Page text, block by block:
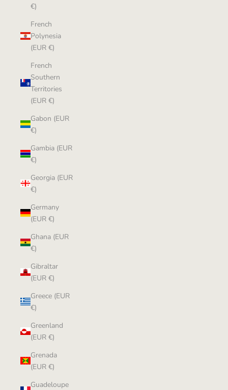
€)
French
Polynesia
(EUR €)
French
Southern
Territories
(EUR €)
Gabon (EUR
€)
Gambia (EUR
€)
Georgia (EUR
€)
Germany
(EUR €)
Ghana (EUR
€)
Gibraltar
(EUR €)
Greece (EUR
€)
Greenland
(EUR €)
Grenada
(EUR €)
Guadeloupe